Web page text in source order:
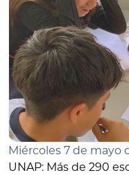
Miércoles 7 de mayo
UNAP: Más de 290